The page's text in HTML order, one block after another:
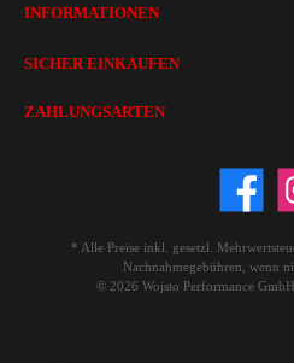
INFORMATIONEN
SICHER EINKAUFEN
ZAHLUNGSARTEN
* Alle Preise inkl. gesetzl.
Nachnahmegebühren, wenn
© 2026 Wojsto Performance